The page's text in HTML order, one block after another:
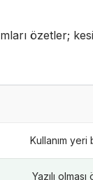
özetler;
Kullanım yeri
Yazılı